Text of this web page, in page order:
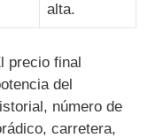
alta.
precio final
del
número de
carretera,